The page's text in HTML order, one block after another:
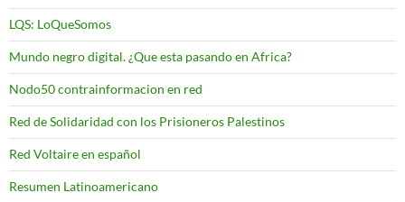
LQS: LoQueSomos
Mundo negro digital. ¿Que esta pasando en Africa?
Nodo50 contrainformacion en red
Red de Solidaridad con los Prisioneros Palestinos
Red Voltaire en español
Resumen Latinoamericano